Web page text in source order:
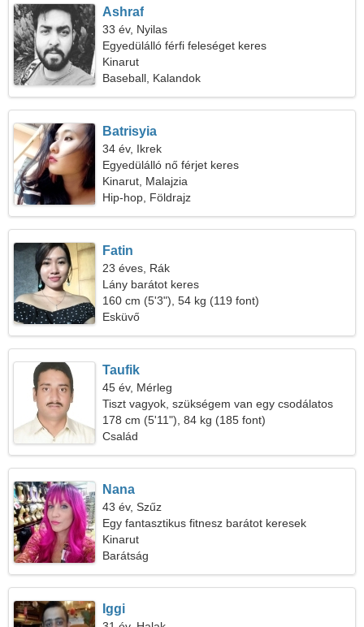
Ashraf
33 év, Nyilas
Egyedülálló férfi feleséget keres
Kinarut
Baseball, Kalandok
Batrisyia
34 év, Ikrek
Egyedülálló nő férjet keres
Kinarut, Malajzia
Hip-hop, Földrajz
Fatin
23 éves, Rák
Lány barátot keres
160 cm (5'3"), 54 kg (119 font)
Esküvő
Taufik
45 év, Mérleg
Tiszt vagyok, szükségem van egy csodálatos
nőre
178 cm (5'11"), 84 kg (185 font)
Család
Nana
43 év, Szűz
Egy fantasztikus fitnesz barátot keresek
Kinarut
Barátság
Iggi